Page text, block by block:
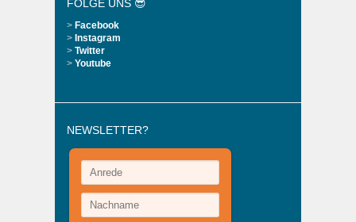
FOLGE UNS 😎
> Facebook
> Instagram
> Twitter
> Youtube
NEWSLETTER?